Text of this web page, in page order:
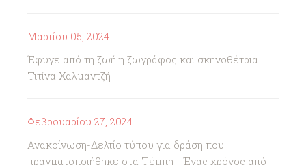
Μαρτίου 05, 2024
Έφυγε από τη ζωή η ζωγράφος και σκηνοθέτρια
Τιτίνα Χαλμαντζή
Φεβρουαρίου 27, 2024
Ανακοίνωση-Δελτίο τύπου για δράση που
πραγματοποιήθηκε στα Τέμπη - Ένας χρόνος από